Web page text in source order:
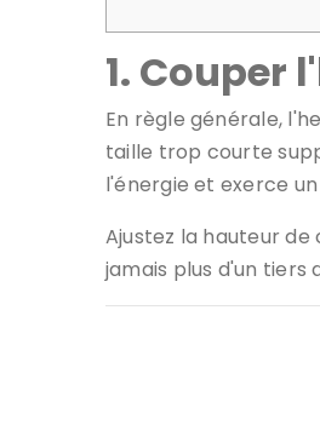
1. Couper
En règle générale,
taille trop courte
l'énergie et exerce
Ajustez la hauteur
jamais plus d'un tiers